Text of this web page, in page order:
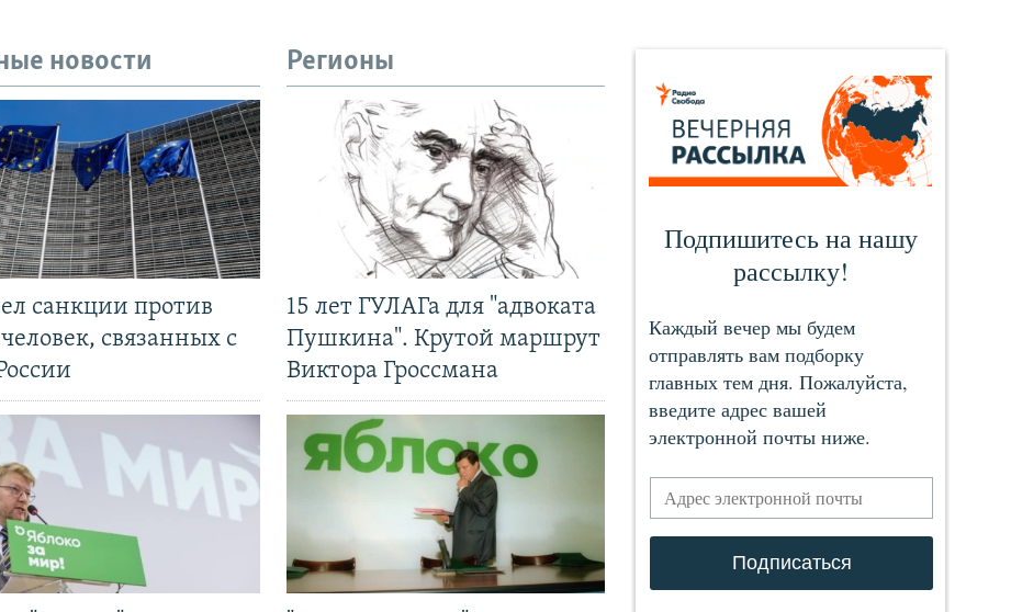
новости
санкции против
связанных с
Регионы
15 лет ГУЛАГа для "адвоката
Пушкина". Крутой маршрут
Виктора Гроссмана